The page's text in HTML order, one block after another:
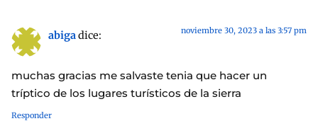
abiga dice: noviembre 30, 2023 a las 3:57 pm
muchas gracias me salvaste tenia que hacer un
tríptico de los lugares turísticos de la sierra
Responder